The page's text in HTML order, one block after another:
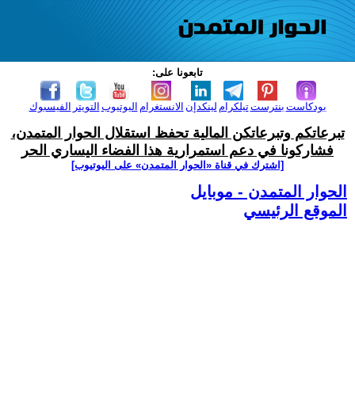
تابعونا على:
الفيسبوك التويتر اليوتيوب الانستغرام لينكدإن تيلكرامبنترست بودكاست
تبرعاتكم وتبرعاتكن المالية تحفظ استقلال الحوار المتمدن،
فشاركونا في دعم استمرارية هذا الفضاء اليساري الحر
[اشترك في قناة ‫«الحوار المتمدن» على اليوتيوب]
الحوار المتمدن - موبايل
الموقع الرئيسي